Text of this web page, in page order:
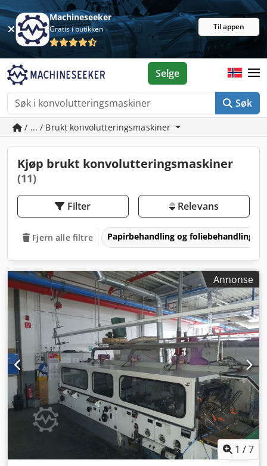
Machineseeker
Gratis i butikken Til appen
Søk
Selge
/ ... / Brukt konvolutteringsmaskiner
Kjøp brukt konvolutteringsmaskiner
(11)
Filter Relevans
Fjern alle filtre Papirbehandling og foliebehandling
Annonse
1 /7